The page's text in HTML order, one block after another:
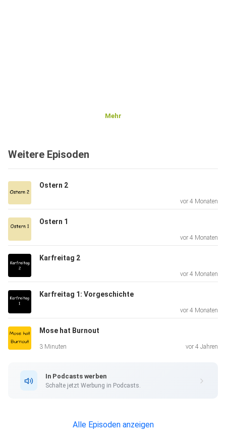
Mehr
Weitere Episoden
Ostern 2
vor 4 Monaten
Ostern 1
vor 4 Monaten
Karfreitag 2
vor 4 Monaten
Karfreitag 1: Vorgeschichte
vor 4 Monaten
Mose hat Burnout
3 Minuten vor 4 Jahren
In Podcasts werben
Schalte jetzt Werbung in Podcasts.
Alle Episoden anzeigen